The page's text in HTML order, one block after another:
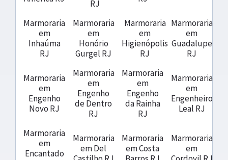
RJ
Marmoraria
em
Inhaúma
RJ
Marmoraria
em
Honório
Gurgel RJ
Marmoraria
em
Higienópolis
RJ
Marmoraria
em
Guadalupe
RJ
Marmoraria
em
Engenho
Novo RJ
Marmoraria
em
Engenho
de Dentro
RJ
Marmoraria
em
Engenho
da Rainha
RJ
Marmoraria
em
Engenheiro
Leal RJ
Marmoraria
em
Encantado
Marmoraria
em Del
Marmoraria
em Costa
Marmoraria
em